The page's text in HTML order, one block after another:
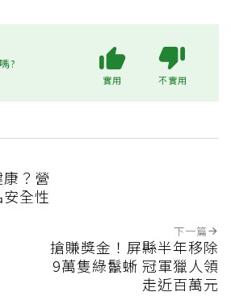
?
實用 不實用
？營
全性
下一篇
搶賺獎金！屏縣半年移除
9萬隻綠鬣蜥 冠軍獵人領
走近百萬元